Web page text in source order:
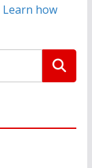
Learn how